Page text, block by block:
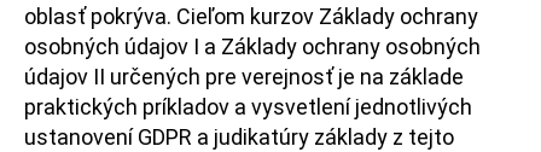
oblasť pokrýva. Cieľom kurzov Základy ochrany
osobných údajov I a Základy ochrany osobných
údajov II určených pre verejnosť je na základe
praktických príkladov a vysvetlení jednotlivých
ustanovení GDPR a judikatúry základy z tejto